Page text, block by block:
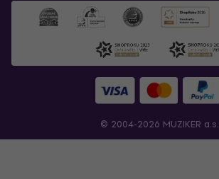
© 2004-2026 MUZIKER a.s.